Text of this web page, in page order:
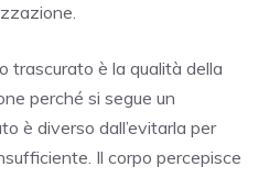
trascurato è la qualità della
perché si segue un
è diverso dall’evitarla per
Il corpo percepisce